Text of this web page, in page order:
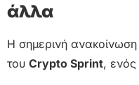
άλλα
Η σημερινή
του Crypto Sprint, ενός